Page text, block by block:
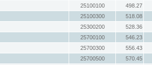
25100100
498.27
25100300
518.08
25300200
528.36
25700100
546.23
25700300
556.43
25700500
570.45